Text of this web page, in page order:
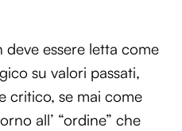
deve essere letta come
su valori passati,
critico, se mai come
all’ “ordine” che